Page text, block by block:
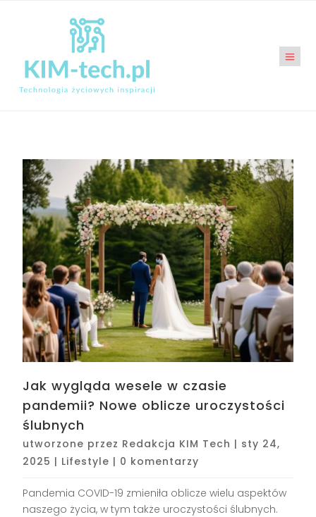
Jak wygląda wesele w czasie
pandemii? Nowe oblicze uroczystości
ślubnych
utworzone przez Redakcja KIM Tech | sty 24,
2025 | Lifestyle | 0 komentarzy
Pandemia COVID-19 zmieniła oblicze wielu aspektów
naszego życia, w tym także uroczystości ślubnych.